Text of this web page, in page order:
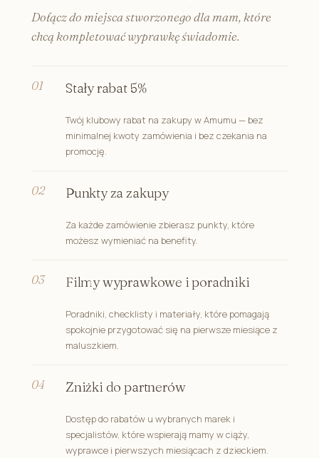
Dołącz do miejsca stworzonego dla mam, które
chcą kompletować wyprawkę świadomie.
Stały rabat 5%
Twój klubowy rabat na zakupy w Amumu — bez
minimalnej kwoty zamówienia i bez czekania na
promocję.
Punkty za zakupy
Za każde zamówienie zbierasz punkty, które
możesz wymieniać na benefity.
Filmy wyprawkowe i poradniki
Poradniki, checklisty i materiały, które pomagają
spokojnie przygotować się na pierwsze miesiące z
maluszkiem.
Zniżki do partnerów
Dostęp do rabatów u wybranych marek i
specjalistów, które wspierają mamy w ciąży,
wyprawce i pierwszych miesiącach z dzieckiem.